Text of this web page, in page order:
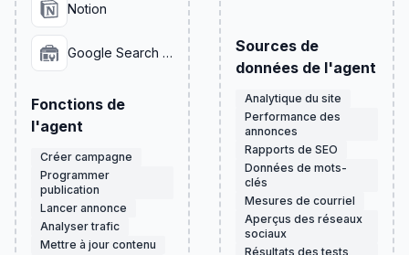
Notion
Google Search Console
Fonctions de
l'agent
Créer campagne
Programmer
publication
Lancer annonce
Analyser trafic
Mettre à jour contenu
Sources de
données de l'agent
Analytique du site
Performance des
annonces
Rapports de SEO
Données de mots-
clés
Mesures de courriel
Aperçus des réseaux
sociaux
Résultats des tests